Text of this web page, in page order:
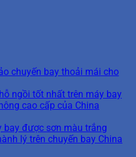
chuyến bay thoải mái cho
ngồi tốt nhất trên máy bay
cao cấp của China
bay được sơn màu trắng
lý trên chuyến bay China